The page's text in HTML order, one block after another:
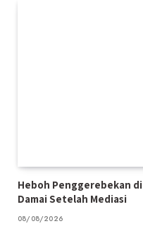
Heboh Penggerebekan
Damai Setelah Mediasi
08/08/2026